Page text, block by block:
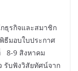
ธุรกิจและสมาชิก
ธีมอบใบประกาศ
8-9 สิงหาคม
รับฟังวิสัยทัศน์จาก